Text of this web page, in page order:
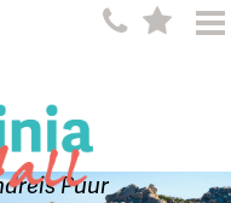
Puur